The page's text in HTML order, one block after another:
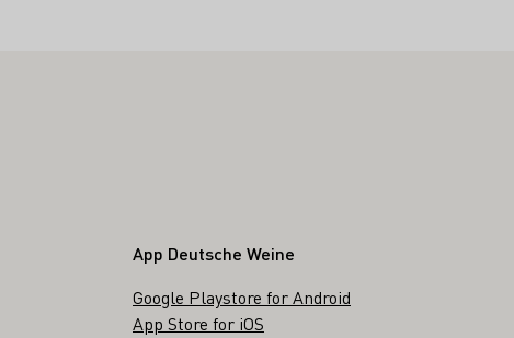
App Deutsche Weine
Google Playstore for Android
App Store for iOS